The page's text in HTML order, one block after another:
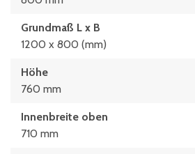
Grundmaß L x B
1200 x 800 (mm)
Höhe
760 mm
Innenbreite oben
710 mm